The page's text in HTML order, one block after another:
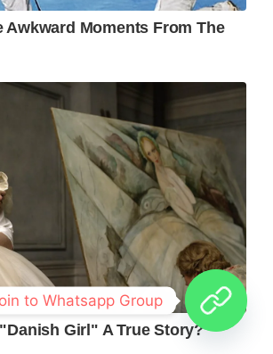
to Whatsapp Group